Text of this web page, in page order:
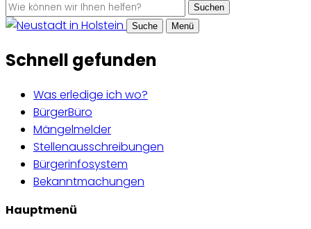
Suchen
Suche
Menü
Schnell gefunden
Was erledige ich wo?
BürgerBüro
Mängelmelder
Stellenausschreibungen
Bürgerinfosystem
Bekanntmachungen
Hauptmenü